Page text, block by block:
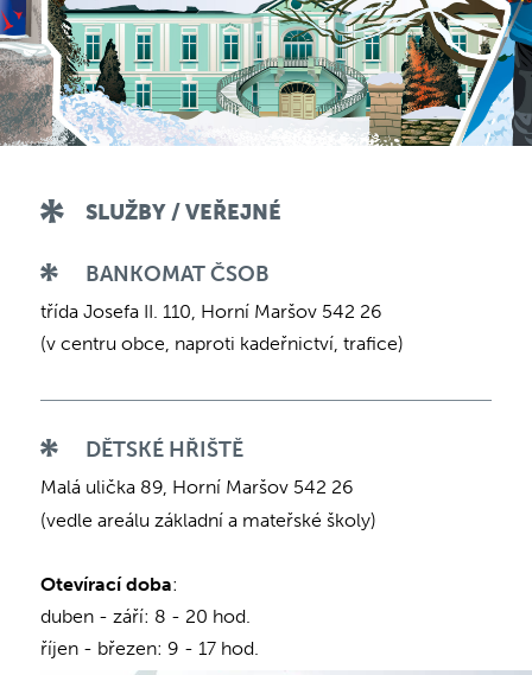
SLUŽBY / VEŘEJNÉ
BANKOMAT ČSOB
třída Josefa II. 110, Horní Maršov 542 26
(v centru obce, naproti kadeřnictví, trafice)
DĚTSKÉ HŘIŠTĚ
Malá ulička 89, Horní Maršov 542 26
(vedle areálu základní a mateřské školy)
Otevírací doba:
duben - září: 8 - 20 hod.
říjen - březen: 9 - 17 hod.